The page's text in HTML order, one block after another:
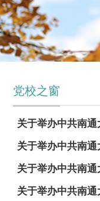
党校之窗
关于举办中共南
关于举办中共南
关于举办中共南
关于举办中共南